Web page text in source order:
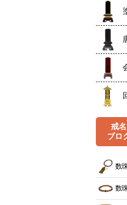
戒
ブロ
数
数